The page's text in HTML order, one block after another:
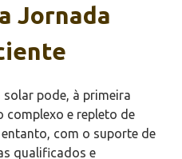
Jornada
pode, à primeira
complexo e repleto de
com o suporte de
qualificados e